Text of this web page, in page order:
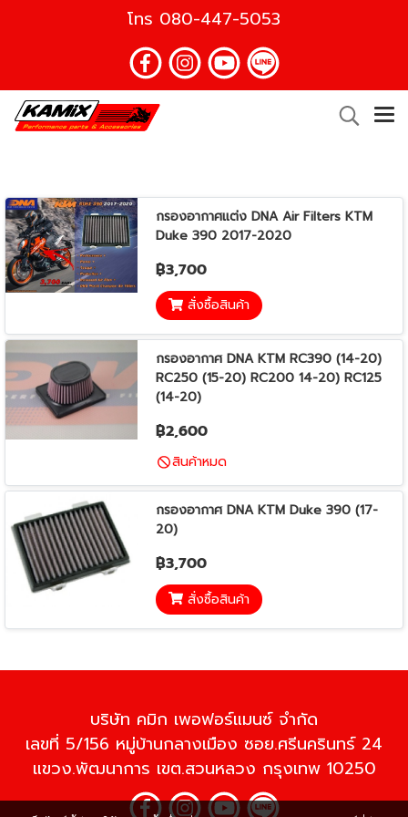
โทร 080-447-5053
กรองอากาศแต่ง DNA Air Filters KTM
Duke 390 2017-2020
฿3,700
สั่งซื้อสินค้า
กรองอากาศ DNA KTM RC390 (14-20)
RC250 (15-20) RC200 14-20) RC125
(14-20)
฿2,600
สินค้าหมด
กรองอากาศ DNA KTM Duke 390 (17-
20)
฿3,700
สั่งซื้อสินค้า
บริษัท คมิก เพอฟอร์แมนซ์ จำกัด
เลขที่ 5/156 หมู่บ้านกลางเมือง ซอย.ศรีนครินทร์ 24
แขวง.พัฒนาการ เขต.สวนหลวง กรุงเทพ 10250